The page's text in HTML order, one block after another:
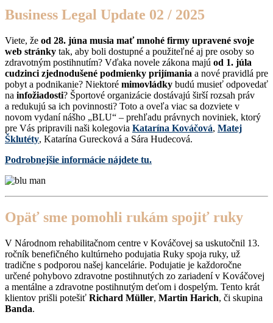
Business Legal Update 02 / 2025
Viete, že od 28. júna musia mať mnohé firmy upravené svoje
web stránky tak, aby boli dostupné a použiteľné aj pre osoby so
zdravotným postihnutím? Vďaka novele zákona majú od 1. júla
cudzinci zjednodušené podmienky prijímania a nové pravidlá pre
pobyt a podnikanie? Niektoré mimovládky budú musieť odpovedať
na infožiadosti? Športové organizácie dostávajú širší rozsah práv
a redukujú sa ich povinnosti? Toto a oveľa viac sa dozviete v
novom vydaní nášho „BLU“ – prehľadu právnych noviniek, ktorý
pre Vás pripravili naši kolegovia Katarína Kováčová, Matej
Šklutéty, Katarína Gurecková a Sára Hudecová.
Podrobnejšie informácie nájdete tu.
Opäť sme pomohli rukám spojiť ruky
V Národnom rehabilitačnom centre v Kováčovej sa uskutočnil 13.
ročník benefičného kultúrneho podujatia Ruky spoja ruky, už
tradične s podporou našej kancelárie. Podujatie je každoročne
určené pohybovo zdravotne postihnutých zo zariadení v Kováčovej
a mentálne a zdravotne postihnutým deťom i dospelým. Tento krát
klientov prišli potešiť Richard Müller, Martin Harich, či skupina
Banda.